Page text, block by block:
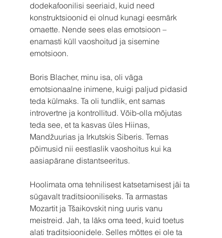
dodekafoonilisi seeriaid, kuid need
konstruktsioonid ei olnud kunagi eesmärk
omaette. Nende sees elas emotsioon –
enamasti küll vaoshoitud ja sisemine
emotsioon.
Boris Blacher, minu isa, oli väga
emotsionaalne inimene, kuigi paljud pidasid
teda külmaks. Ta oli tundlik, ent samas
introvertne ja kontrollitud. Võib-olla mõjutas
teda see, et ta kasvas üles Hiinas,
Mandžuurias ja Irkutskis Siberis. Temas
põimusid nii eestlaslik vaoshoitus kui ka
aasiapärane distantseeritus.
Hoolimata oma tehnilisest katsetamisest jäi ta
sügavalt traditsiooniliseks. Ta armastas
Mozartit ja Tšaikovskit ning uuris vanu
meistreid. Jah, ta läks oma teed, kuid toetus
alati traditsioonidele. Selles mõttes ei ole ta